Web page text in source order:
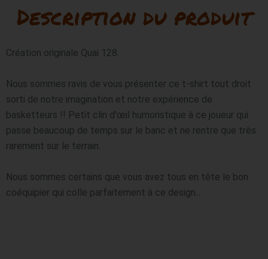
SHIRT
"10ÈME
Description du produit
Création originale Quai 128.
Nous sommes ravis de vous présenter ce t-shirt tout droit
sorti de notre imagination et notre expérience de
basketteurs !! Petit clin d'œil humoristique à ce joueur qui
passe beaucoup de temps sur le banc et ne rentre que très
rarement sur le terrain.
Nous sommes certains que vous avez tous en tête le bon
coéquipier qui colle parfaitement à ce design...